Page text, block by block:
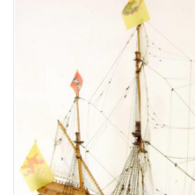
NEUE ZEITSCHRIFTEN
ABONNEMENT DER
MODELLBAUER